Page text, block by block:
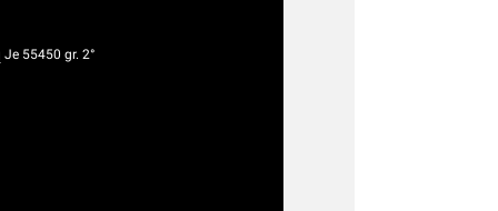
Je 55450 gr. 2°